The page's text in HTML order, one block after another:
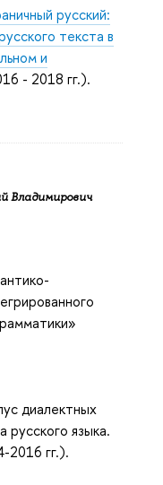
русский:
текста в
и
- 2018 гг.).
Владимирович
диалектных
русского языка.
2016 гг.).